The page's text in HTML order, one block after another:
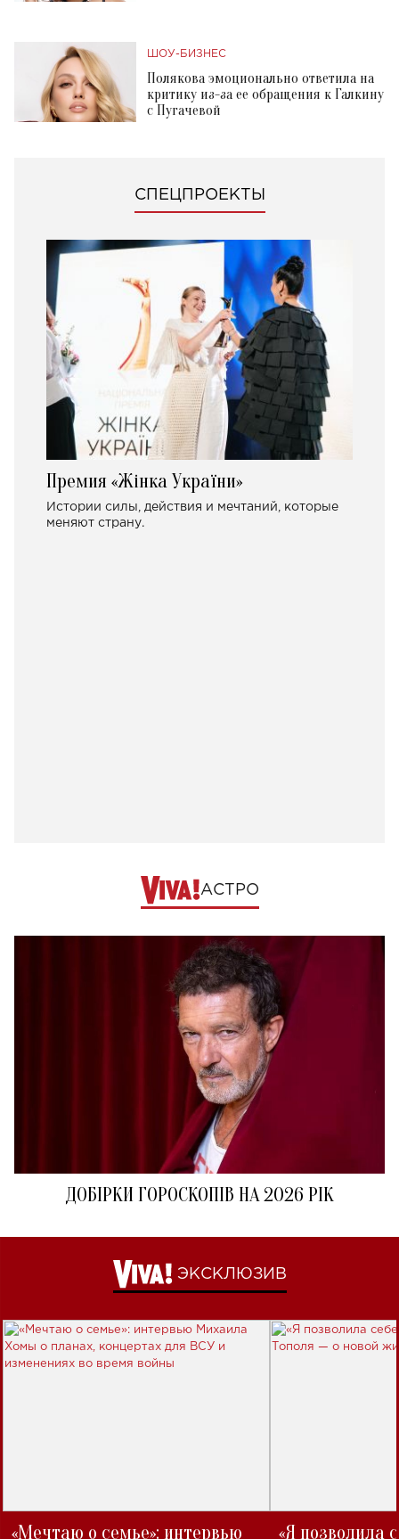
ШОУ-БИЗНЕС
Полякова эмоционально ответила на
критику из-за ее обращения к Галкину
с Пугачевой
СПЕЦПРОЕКТЫ
Премия «Жінка України»
Истории силы, действия и мечтаний, которые
меняют страну.
АСТРО
ДОБІРКИ ГОРОСКОПІВ НА 2026 РІК
ЭКСКЛЮЗИВ
«Мечтаю о семье»: интервью «Я позволила